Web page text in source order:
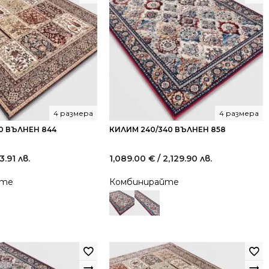
ВЪЛНЕН 844
4 размера
лв.
КИЛИМ 240/340 ВЪЛНЕН 858
4 размера
1,089.00 € / 2,129.90 лв.
Комбинирайте